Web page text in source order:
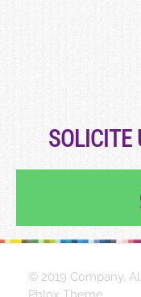
SOLICITE
© 2019 Company.